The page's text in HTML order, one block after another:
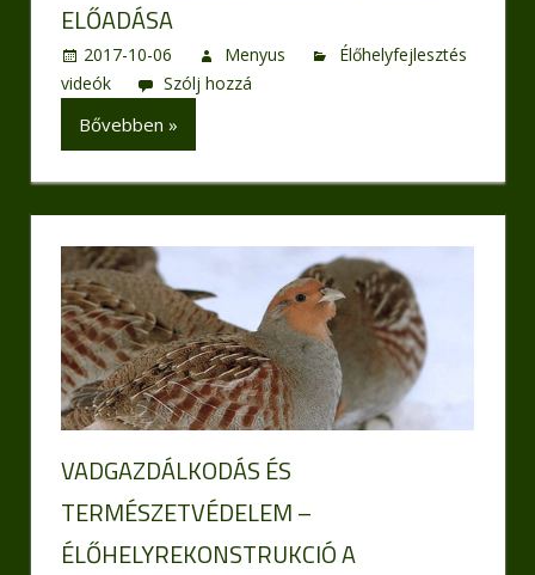
ELŐADÁSA
2017-10-06 Menyus
Élőhelyfejlesztés
videók
Szólj hozzá
Bővebben »
VADGAZDÁLKODÁS ÉS
TERMÉSZETVÉDELEM –
ÉLŐHELYREKONSTRUKCIÓ A